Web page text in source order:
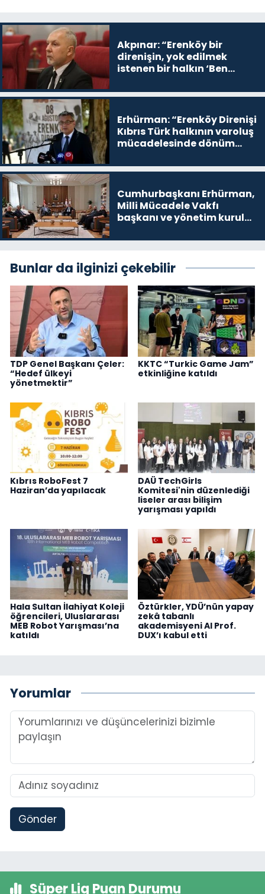
Akpınar: “Erenköy bir
direnişin, yok edilmek
istenen bir halkın ‘Ben
devam edeceğim’ dediği
Erhürman: “Erenköy Direnişi
Kıbrıs Türk halkının varoluş
mücadelesinde dönüm
Cumhurbaşkanı Erhürman,
Milli Mücadele Vakfı
başkanı ve yönetim kurulu
Bunlar da ilginizi çekebilir
TDP Genel Başkanı Çeler:
“Hedef ülkeyi
yönetmektir”
KKTC “Turkic Game Jam”
etkinliğine katıldı
Kıbrıs RoboFest 7
Haziran’da yapılacak
DAÜ TechGirls
Komitesi'nin düzenlediği
liseler arası bilişim
yarışması yapıldı
Hala Sultan İlahiyat Koleji
öğrencileri, Uluslararası
MEB Robot Yarışması’na
katıldı
Öztürkler, YDÜ’nün yapay
zekâ tabanlı
akademisyeni AI Prof.
DUX’ı kabul etti
Yorumlar
Gönder
Süper Lig Puan Durumu